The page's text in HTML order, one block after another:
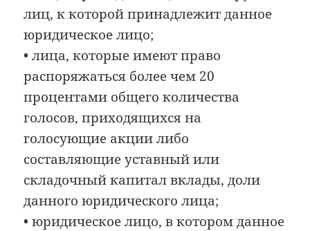
лиц, к которой принадлежит данное
юридическое лицо;
• лица, которые имеют право
распоряжаться более чем 20
процентами общего количества
голосов, приходящихся на
голосующие акции либо
составляющие уставный или
складочный капитал вклады, доли
данного юридического лица;
• юридическое лицо, в котором данное